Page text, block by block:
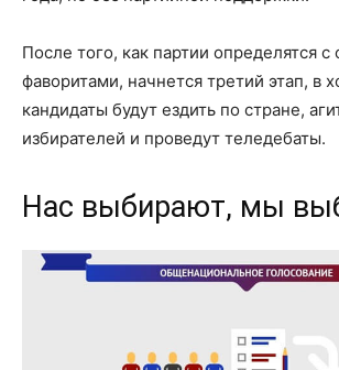
После того, как партии определятся
фаворитами, начнется третий этап, в
кандидаты будут ездить по стране,
избирателей и проведут теледебаты.
Нас выбирают, мы